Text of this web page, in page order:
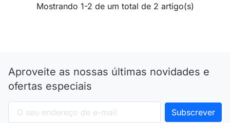
Mostrando 1-2 de um total de 2 artigo(s)
Aproveite as nossas últimas novidades e
ofertas especiais